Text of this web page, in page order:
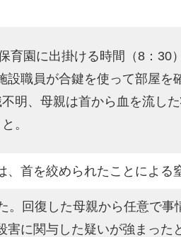
育園に出掛ける時間（8：30
職員が合鍵を使って部屋を
明、母親は首から血を流し
。
首を絞められたことによる
。回復した母親から任意で事
害に関与した疑いが強まった